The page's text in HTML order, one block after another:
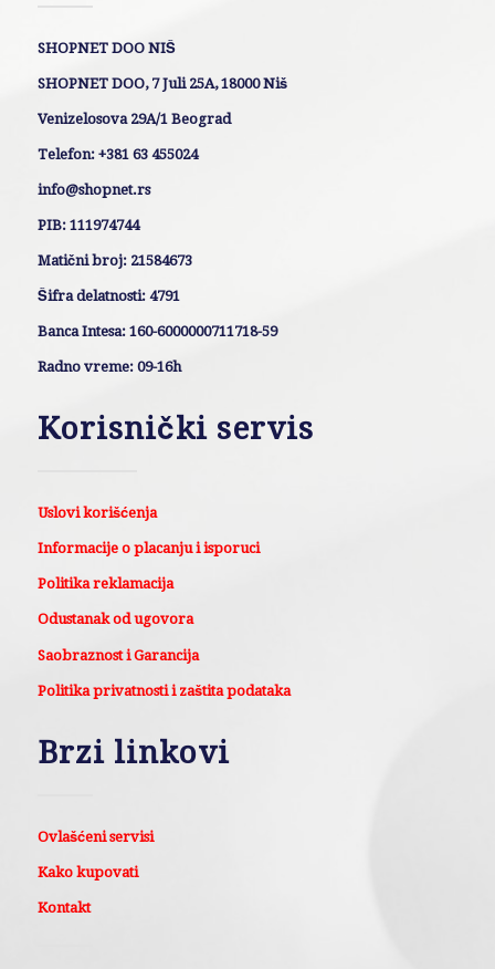
SHOPNET DOO NIŠ
SHOPNET DOO, 7 Juli 25A, 18000 Niš
Venizelosova 29A/1 Beograd
Telefon: +381 63 455024
info@shopnet.rs
PIB: 111974744
Matični broj: 21584673
Šifra delatnosti: 4791
Banca Intesa: 160-6000000711718-59
Radno vreme: 09-16h
Korisnički servis
Uslovi korišćenja
Informacije o placanju i isporuci
Politika reklamacija
Odustanak od ugovora
Saobraznost i Garancija
Politika privatnosti i zaštita podataka
Brzi linkovi
Ovlašćeni servisi
Kako kupovati
Kontakt